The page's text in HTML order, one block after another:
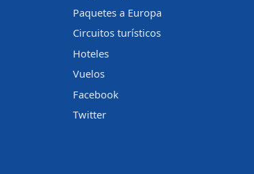
Paquetes a Europa
Circuitos turísticos
Hoteles
Vuelos
Facebook
Twitter